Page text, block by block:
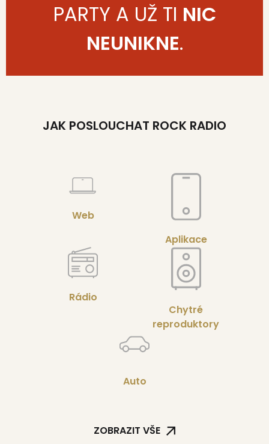
PARTY A UŽ TI NIC
NEUNIKNE.
JAK POSLOUCHAT ROCK RADIO
Web
Aplikace
Rádio
Chytré
reproduktory
Auto
ZOBRAZIT VŠE